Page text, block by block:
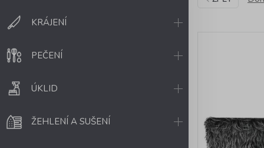
KRÁJENÍ
PEČENÍ
ÚKLID
ŽEHLENÍ A SUŠENÍ